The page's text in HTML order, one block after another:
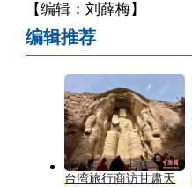
【编辑：刘薛梅】
编辑推荐
台湾旅行商访甘肃天